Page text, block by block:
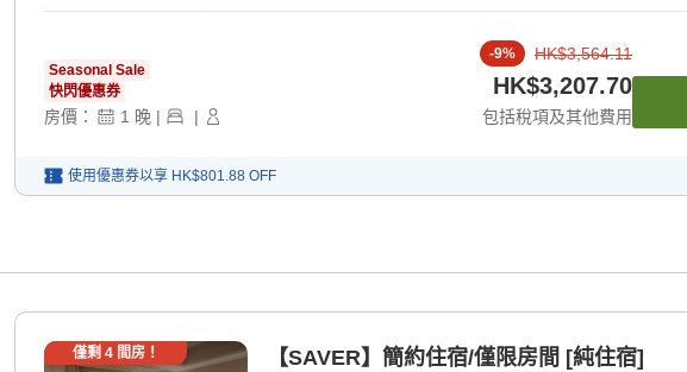
Seasonal Sale
快閃優惠券
房價： 1 晚 | |
-9% HK$3,564.11
HK$3,207.70
包括稅項及其他費用
使用優惠券以享 HK$801.88 OFF
僅剩 4間房！ 【SAVER】簡約住宿/僅限房間 [純住宿]